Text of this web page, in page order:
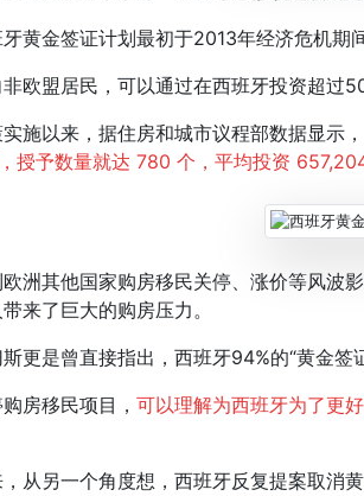
金签证计划最初于2013年经济危机期
盟居民，可以通过在西班牙投资超过
以来，据住房和城市议程部数据显示
授予数量就达 780 个，平均投资
其他国家购房移民关停、涨价等风波
来了巨大的购房压力。
是曾直接指出，西班牙94%的“黄金签
移民项目， 可以理解为西班牙为了更
另一个角度想，西班牙反复提案取消